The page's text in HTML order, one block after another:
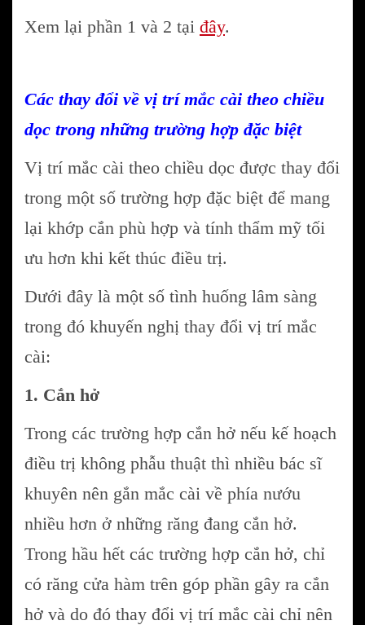
Xem lại phần 1 và 2 tại đây.
Các thay đổi về vị trí mắc cài theo chiều
dọc trong những trường hợp đặc biệt
Vị trí mắc cài theo chiều dọc được thay đổi
trong một số trường hợp đặc biệt để mang
lại khớp cắn phù hợp và tính thẩm mỹ tối
ưu hơn khi kết thúc điều trị.
Dưới đây là một số tình huống lâm sàng
trong đó khuyến nghị thay đổi vị trí mắc
cài:
1. Cắn hở
Trong các trường hợp cắn hở nếu kế hoạch
điều trị không phẫu thuật thì nhiều bác sĩ
khuyên nên gắn mắc cài về phía nướu
nhiều hơn ở những răng đang cắn hở.
Trong hầu hết các trường hợp cắn hở, chỉ
có răng cửa hàm trên góp phần gây ra cắn
hở và do đó thay đổi vị trí mắc cài chỉ nên